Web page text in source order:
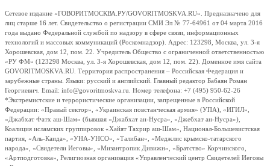
Сетевое издание «ГОВОРИТМОСКВА.РУ/GOVORITMOSKVA.RU». Предназначено для
лиц старше 16 лет. Свидетельство о регистрации СМИ Эл № 77-64961 от 04 марта 2016
года выдано Федеральной службой по надзору в сфере связи, информационных
технологий и массовых коммуникаций (Роскомнадзор). Адрес: 123298, Москва, ул. 3-я
Хорошевская, дом 12, пом. 22. Учредитель Общество с ограниченной ответственностью
«РУ ФМ» (123298 Москва, ул. 3-я Хорошевская, дом 12, пом. 22). Доменное имя сайта
GOVORITMOSKVA.RU. Территория распространения – Российская Федерация и
зарубежные страны. Языки: русский и английский. Главный редактор Бабаян Роман
Георгиевич. Email: info@govoritmoskva.ru. Номер телефона: +7 (495) 950-62-26
*Экстремистские и террористические организации, запрещенные в Российской
Федерации: «Правый сектор», «Украинская повстанческая армия» (УПА), «ИГИЛ»,
«Джабхат Фатх аш-Шам» (бывшая «Джабхат ан-Нусра», «Джебхат ан-Нусра»),
Коалиция исламских группировок «Хайят Тахрир аш-Шам», Национал-Большевистская
партия, «Аль-Каида», «УНА-УНСО», «Талибан», «Меджлис крымско-татарского
народа», «Свидетели Иеговы», «Мизантропик Дивижн», «Братство» Корчинского,
«Артподготовка», Религиозная организация «Управленческий центр Свидетелей Иеговы